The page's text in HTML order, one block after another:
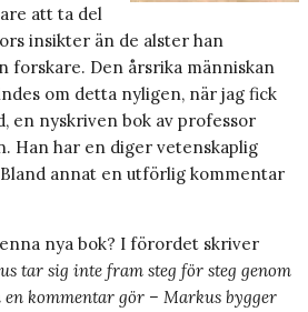
att ta del
insikter än de alster han
forskare. Den årsrika människan
om detta nyligen, när jag fick
en nyskriven bok av professor
Han har en diger vetenskaplig
annat en utförlig kommentar
nya bok? I förordet skriver
tar sig inte fram steg för steg genom
kommentar gör – Markus bygger